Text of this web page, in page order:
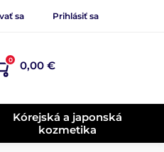
sa Prihlásiť sa
0 0,00 €
Kórejská a japonská
kozmetika